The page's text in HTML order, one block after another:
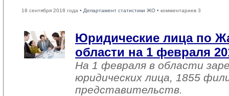
18 сентября 2018 года • Департамент статистики ЖО • комментариев 3
Юридические лица по
области на 1 февраля
На 1 февраля в области
юридических лица, 1855
представительств.